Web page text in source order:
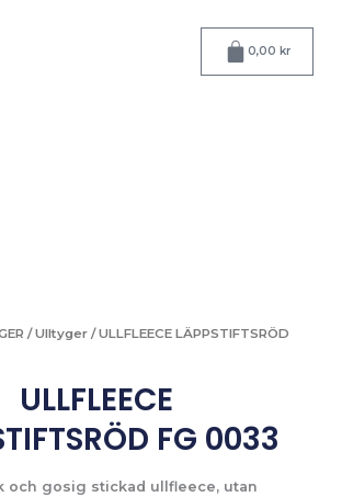
0,00 kr
Varukorg
/Ulltyger / ULLFLEECE LÄPPSTIFTSRÖD
ULLFLEECE
FG 0033
och gosig stickad ullfleece, utan